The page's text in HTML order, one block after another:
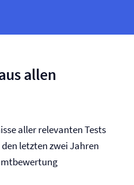
allen
aller relevanten Tests
letzten zwei Jahren